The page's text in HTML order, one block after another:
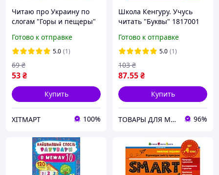
Читаю про Украину по
слогам "Горы и пещеры"
иллюстрациями ХІТМАРТ
Готово к отправке
5.0 (1)
53₴
69 ₴
Купить
ХІТМАРТ 100%
Школа Кенгуру. Учусь
читать "Буквы" 1817001
Готово к отправке
5.0 (1)
87.55₴
103 ₴
Купить
ТОВАРЫ ДЛЯ МАМ И ДЕТЕЙ 96%